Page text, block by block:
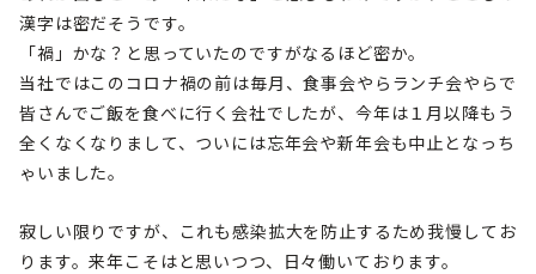
漢字は密だそうです。
「禍」かな？と思っていたのですがなるほど密か。
当社ではこのコロナ禍の前は毎月、食事会やらランチ会やらで
皆さんでご飯を食べに行く会社でしたが、今年は１月以降もう
全くなくなりまして、ついには忘年会や新年会も中止となっち
ゃいました。
寂しい限りですが、これも感染拡大を防止するため我慢してお
ります。来年こそはと思いつつ、日々働いております。